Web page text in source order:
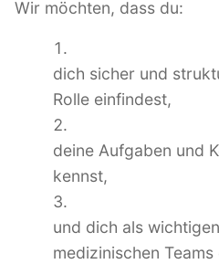
Wir möchten, dass du:
dich sicher und
Rolle einfindest,
deine Aufgaben und
kennst,
und dich als
medizinischen